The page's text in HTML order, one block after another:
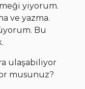
yiyorum.
ve yazma.
Bu
ulaşabiliyor
musunuz?